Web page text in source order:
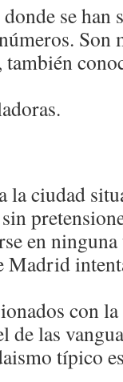
se
Son
la ciudad
en
Madrid
con
de las
típico